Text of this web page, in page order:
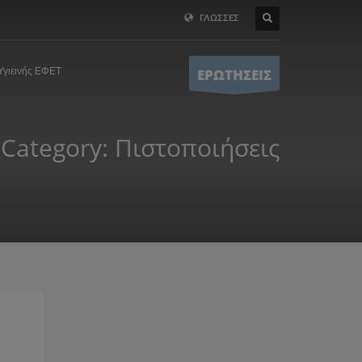
ΓΛΩΣΣΕΣ
ΕΦΕΤ ΕΡΩΤΗΣΕΙΣ
Category: Πιστοποιήσεις